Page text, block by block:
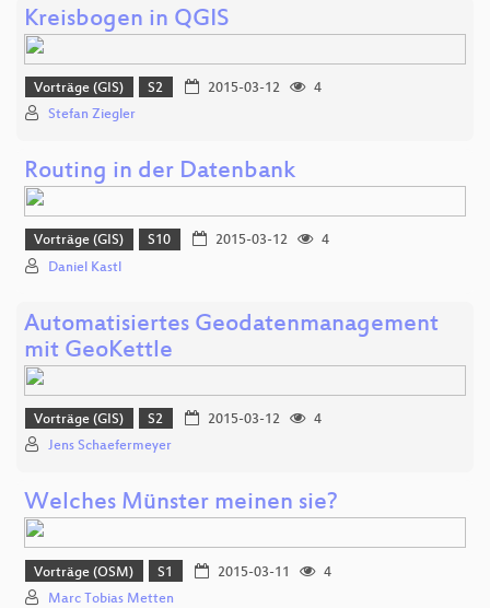
Kreisbogen in QGIS
Vorträge (GIS) S2 2015-03-12
4
Stefan Ziegler
Routing in der Datenbank
Vorträge (GIS) S10 2015-03-12
4
Daniel Kastl
Automatisiertes Geodatenmanagement
mit GeoKettle
Vorträge (GIS) S2 2015-03-12
4
Jens Schaefermeyer
Welches Münster meinen sie?
Vorträge (OSM) S1 2015-03-11
4
Marc Tobias Metten